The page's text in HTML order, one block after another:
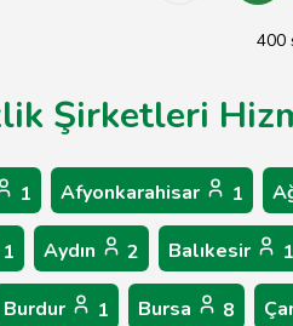
400
Şirketleri
1 Afyonkarahisar 1
1 Aydın 2 Balıkesir 1
Burdur 1 Bursa 8